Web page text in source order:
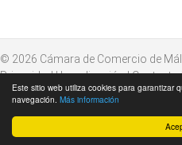
Este sitio web utiliza cookies para garantizar
navegación. Más información
© 2026 Cámara de Comercio de
Privacidad|Localización|Contacto